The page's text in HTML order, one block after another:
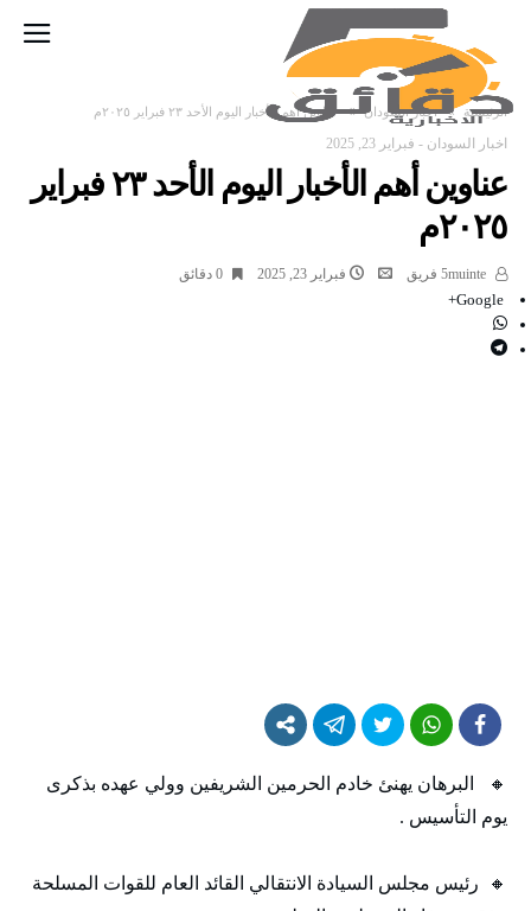
‫الرئيسية‬ اخبار السودان عناوين أهم الأخبار اليوم الأحد ٢٣ فبراير ٢٠٢٥م
اخبار السودان - فبراير 23, 2025
عناوين أهم الأخبار اليوم الأحد ٢٣ فبراير
٢٠٢٥م
فبراير 23, 2025 0 ‫دقائق‬
Google+
🔸 البرهان يهنئ خادم الحرمين الشريفين وولي عهده بذكرى
يوم التأسيس .
🔸 رئيس مجلس السيادة الانتقالي القائد العام للقوات المسلحة